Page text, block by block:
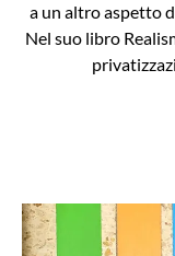
a un altro aspetto
Nel suo libro